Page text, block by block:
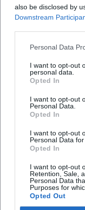
also be disclosed by
Downstream
Personal Data
I want to opt-out
personal data.
Opted In
I want to opt-out
Personal Data.
Opted In
I want to opt-out
Personal Data
Opted In
I want to opt-out
Retention, Sale,
Personal Data
Purposes for
Opted Out
Wie viel kostet